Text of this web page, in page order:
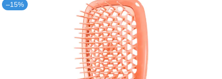
–15%